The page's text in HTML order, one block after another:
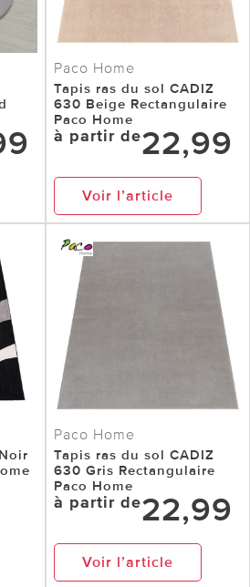
Paco Home
Tapis ras du sol CADIZ
630 Beige Rectangulaire
Paco Home
à partir de22,99
Voir l’article
Paco Home
Tapis ras du sol CADIZ
630 Gris Rectangulaire
Paco Home
à partir de22,99
Voir l’article